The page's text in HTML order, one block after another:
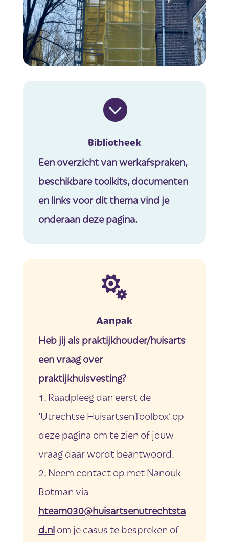

Bibliotheek
Een overzicht van werkafspraken,
beschikbare toolkits, documenten
en links voor dit thema vind je
onderaan deze pagina.

Aanpak
Heb jij als praktijkhouder/huisarts
een vraag over
praktijkhuisvesting?
Raadpleeg dan eerst de
‘Utrechtse HuisartsenToolbox’ op
deze pagina om te zien of jouw
vraag daar wordt beantwoord.
Neem contact op met Nanouk
Botman via
hteam030@huisartsenutrechtsta
d.nlom je casus te bespreken of